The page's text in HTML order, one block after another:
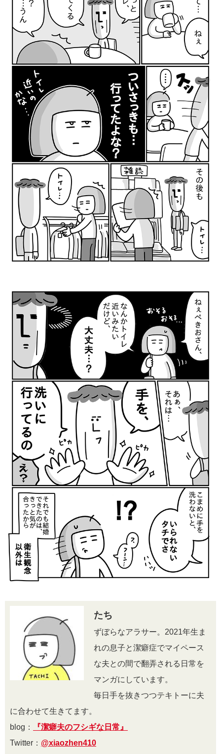
たち
ずぼらなアラサー。2021年生ま
れの息子と潔癖症でマイペース
な夫との間で翻弄される日常を
マンガにしています。
毎日手を抜きつつテキトーに夫
に合わせて生きてます。
blog：
『潔癖夫のフシギな日常』
Twitter： @xiaozhen410